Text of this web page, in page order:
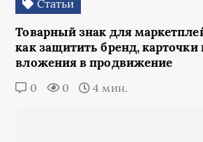
Статьи
Товарный знак для
как защитить бренд, карточки
вложения в продвижение
0 0 4 мин.